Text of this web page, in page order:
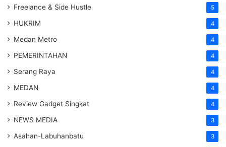
Freelance & Side Hustle 5
HUKRIM 4
Medan Metro 4
PEMERINTAHAN 4
Serang Raya 4
MEDAN 4
Review Gadget Singkat 4
NEWS MEDIA 3
Asahan-Labuhanbatu 3